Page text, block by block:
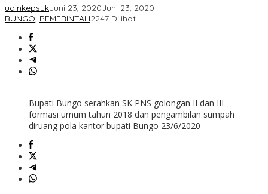
udinkepsukJuni 23, 2020Juni 23, 2020
BUNGO, PEMERINTAH2247 Dilihat
Bupati Bungo serahkan SK PNS golongan II dan III
formasi umum tahun 2018 dan pengambilan sumpah
diruang pola kantor bupati Bungo 23/6/2020